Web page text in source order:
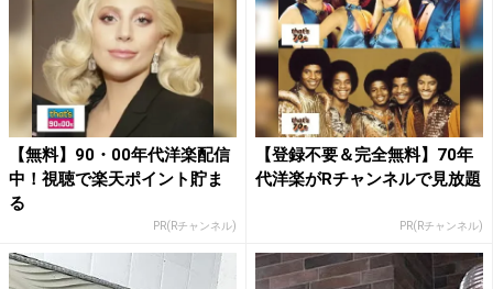
【無料】90・00年代洋楽配信
中！視聴で楽天ポイント貯ま
る
PR(Rチャンネル)
【登録不要＆完全無料】70年
代洋楽がRチャンネルで見放題
PR(Rチャンネル)